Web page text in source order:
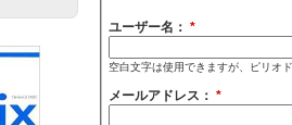
ユーザー名： *
空白文字は使用できますが、ピリオ
メールアドレス： *